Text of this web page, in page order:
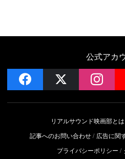
公式アカ
facebook
リアルサウンド映画部とは
記事へのお問い合わせ
広告に関
プライバシーポリシー